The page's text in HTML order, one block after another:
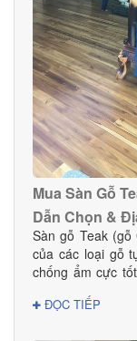
Mua Sàn Gỗ
Dẫn Chọn &
Sàn gỗ Teak
của các loại gỗ
chống ẩm cực
— sàn gỗ Teak
ĐỌC TIẾP